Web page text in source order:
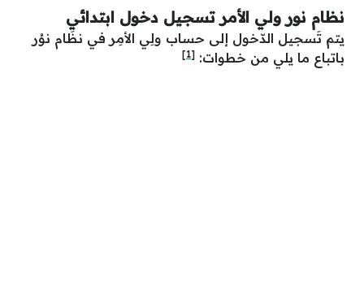
نظام نور ولي الأمر تسجيل دخول ابتدائي
يتم تَسجيل الدّخول إلى حساب ولِي الأمِر في نظَام نوُر
باتباع ما يلي من خطوات: [1]